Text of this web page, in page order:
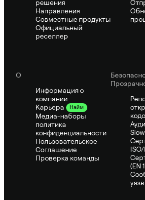
решения
Направления
Совместные продукты
Официальный
реселлер
О
Информация о
компании
Карьера
Найм
Медиа-наборы
политика
конфиденциальности
Пользовательское
Соглашение
Проверка команды
(EN